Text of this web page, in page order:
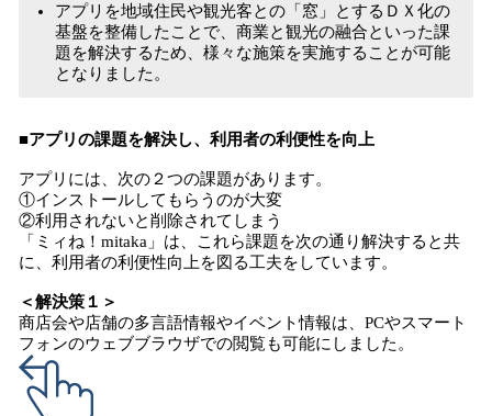
アプリを地域住民や観光客との「窓」とするＤＸ化の
基盤を整備したことで、商業と観光の融合といった課
題を解決するため、様々な施策を実施することが可能
となりました。
■アプリの課題を解決し、利用者の利便性を向上
アプリには、次の２つの課題があります。
①インストールしてもらうのが大変
②利用されないと削除されてしまう
「ミィね！mitaka」は、これら課題を次の通り解決すると共
に、利用者の利便性向上を図る工夫をしています。
＜解決策１＞
商店会や店舗の多言語情報やイベント情報は、PCやスマート
フォンのウェブブラウザでの閲覧も可能にしました。